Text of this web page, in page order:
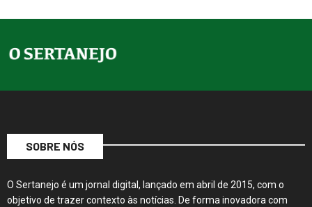
SOBRE NÓS
O Sertanejo é um jornal digital, lançado em abril de 2015, com o
objetivo de trazer contexto às notícias. De forma inovadora com